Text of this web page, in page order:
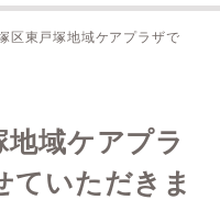
区東戸塚地域ケアプラザで
地域ケアプラ
ていただきま